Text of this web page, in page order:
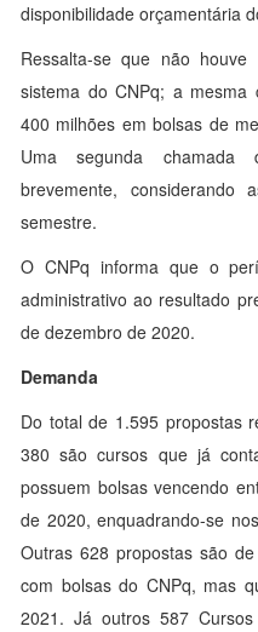
disponibilidade orçamentária
Ressalta-se que não
sistema do CNPq; a
400 milhões em bolsas de
Uma segunda chamada
brevemente,
semestre.
O CNPq informa que o
administrativo ao resultado
de dezembro de 2020.
Demanda
Do total de 1.595 propostas
380 são cursos que já
possuem bolsas vencendo
de 2020, enquadrando-se
Outras 628 propostas são
com bolsas do CNPq, mas
2021. Já outros 587